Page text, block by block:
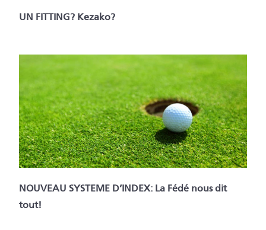
UN FITTING? Kezako?
NOUVEAU SYSTEME D’INDEX: La Fédé nous dit
tout!